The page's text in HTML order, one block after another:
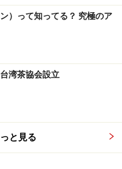
）って知ってる？ 究極のア
湾茶協会設立
と見る